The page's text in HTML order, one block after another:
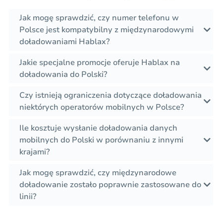
Jak mogę sprawdzić, czy numer telefonu w
Polsce jest kompatybilny z międzynarodowymi
doładowaniami Hablax?
Jakie specjalne promocje oferuje Hablax na
doładowania do Polski?
Czy istnieją ograniczenia dotyczące doładowania
niektórych operatorów mobilnych w Polsce?
Ile kosztuje wysłanie doładowania danych
mobilnych do Polski w porównaniu z innymi
krajami?
Jak mogę sprawdzić, czy międzynarodowe
doładowanie zostało poprawnie zastosowane do
linii?